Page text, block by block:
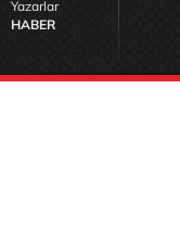
Yazarlar
HABER